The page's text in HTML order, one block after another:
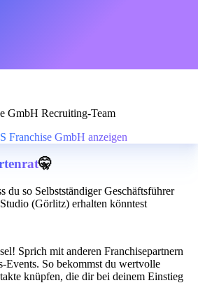
GmbH Recruiting-Team
GmbH anzeigen
🤫
du so Selbstständiger Geschäftsführer
(Görlitz) erhalten könntest
Sprich mit anderen Franchisepartnern
Events. So bekommst du wertvolle
knüpfen, die dir bei deinem Einstieg